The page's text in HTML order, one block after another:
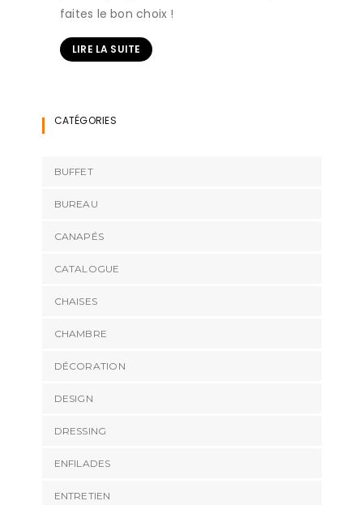
faites le bon choix !
LIRE LA SUITE
CATÉGORIES
BUFFET
BUREAU
CANAPÉS
CATALOGUE
CHAISES
CHAMBRE
DÉCORATION
DESIGN
DRESSING
ENFILADES
ENTRETIEN